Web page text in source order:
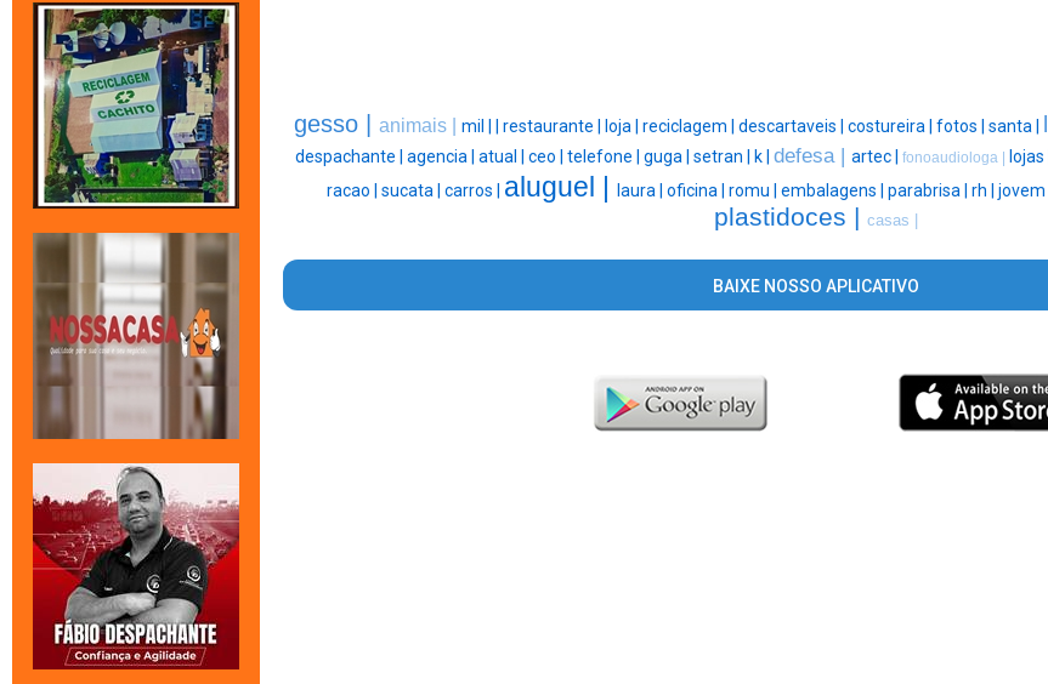
gesso | animais | mil | restaurante | loja | reciclagem | descartaveis | costureira | fotos | santa |
despachante | agencia | atual | ceo | telefone | guga | setran | k | defesa | artec | fonoaudiologa | lojas |
racao | sucata | carros | aluguel | laura | oficina | romu | embalagens | parabrisa | rh | jovem |
plastidoces | casas |
BAIXE NOSSO APLICATIVO